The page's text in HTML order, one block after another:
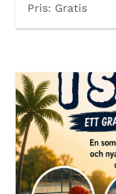
Pris: Gratis